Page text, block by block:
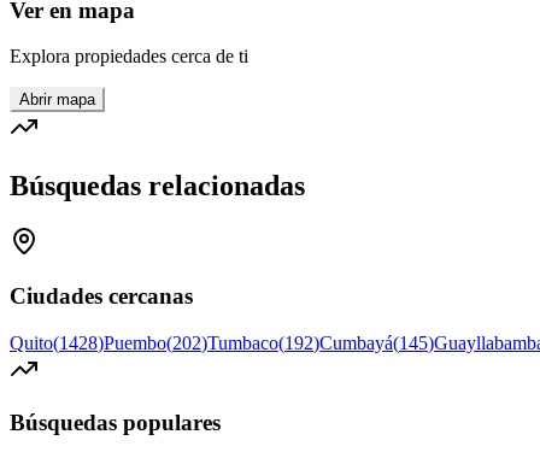
Ver en mapa
Explora propiedades cerca de ti
Abrir mapa
Búsquedas relacionadas
Ciudades cercanas
Quito(1428)Puembo(202)Tumbaco(192)Cumbayá(145)
Búsquedas populares